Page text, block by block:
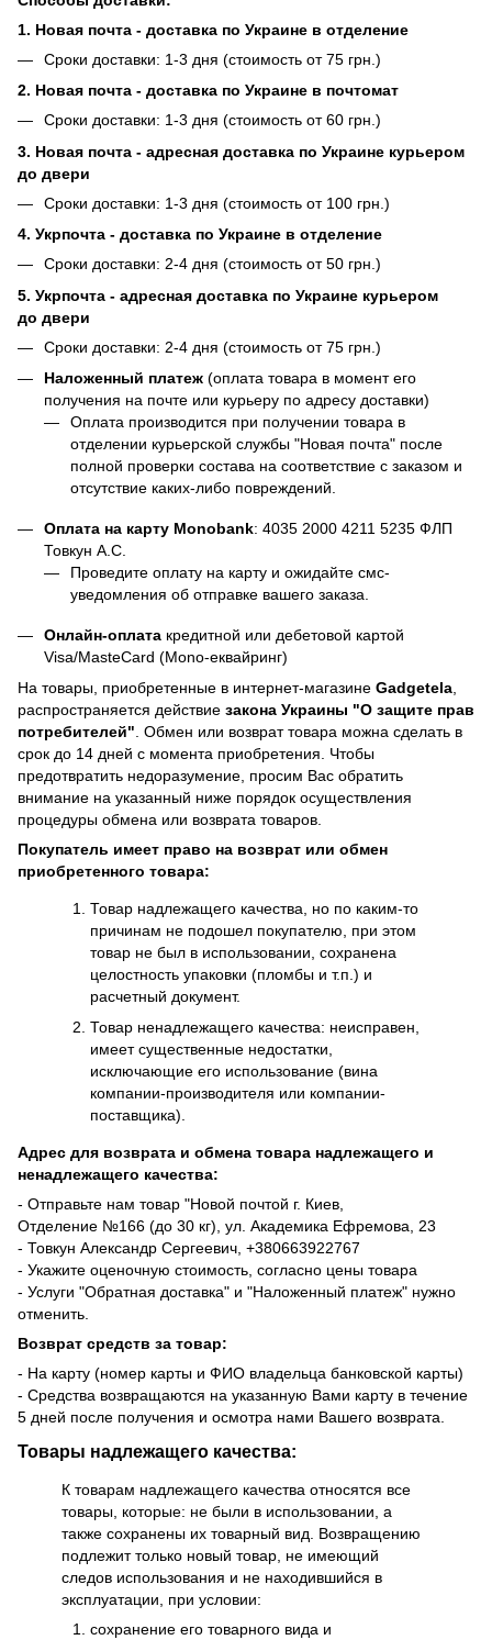
1. Новая почта - доставка по Украине в отделение
Сроки доставки: 1-3 дня (стоимость от 75 грн.)
2. Новая почта - доставка по Украине в почтомат
Сроки доставки: 1-3 дня (стоимость от 60 грн.)
3. Новая почта - адресная доставка по Украине курьером
до двери
Сроки доставки: 1-3 дня (стоимость от 100 грн.)
4. Укрпочта - доставка по Украине в отделение
Сроки доставки: 2-4 дня (стоимость от 50 грн.)
5. Укрпочта - адресная доставка по Украине курьером
до двери
Сроки доставки: 2-4 дня (стоимость от 75 грн.)
Наложенный платеж (оплата товара в момент его
получения на почте или курьеру по адресу доставки)
Оплата производится при получении товара в
отделении курьерской службы "Новая почта" после
полной проверки состава на соответствие с заказом и
отсутствие каких-либо повреждений.
Оплата на карту Monobank: 4035 2000 4211 5235 ФЛП
Товкун А.С.
Проведите оплату на карту и ожидайте смс-
уведомления об отправке вашего заказа.
Онлайн-оплата кредитной или дебетовой картой
Visa/MasteCard (Mono-еквайринг)
На товары, приобретенные в интернет-магазине Gadgetela
распространяется действие закона Украины "О защите прав
потребителей" . Обмен или возврат товара можна сделать в
срок до 14 дней с момента приобретения. Чтобы
предотвратить недоразумение, просим Вас обратить
внимание на указанный ниже порядок осуществления
процедуры обмена или возврата товаров.
Покупатель имеет право на возврат или обмен
приобретенного товара:
Товар надлежащего качества, но по каким-то
причинам не подошел покупателю, при этом
товар не был в использовании, сохранена
целостность упаковки (пломбы и т.п.) и
расчетный документ.
Товар ненадлежащего качества: неисправен,
имеет существенные недостатки,
исключающие его использование (вина
компании-производителя или компании-
поставщика).
Адрес для возврата и обмена товара надлежащего и
ненадлежащего качества:
- Отправьте нам товар "Новой почтой г. Киев,
Отделение №166 (до 30 кг), ул. Академика Ефремова, 23
- Товкун Александр Сергеевич, +380663922767
- Укажите оценочную стоимость, согласно цены товара
- Услуги "Обратная доставка" и "Наложенный платеж" нужно
отменить.
Возврат средств за товар:
- На карту (номер карты и ФИО владельца банковской карты)
- Средства возвращаются на указанную Вами карту в течение
5 дней после получения и осмотра нами Вашего возврата.
Товары надлежащего качества:
К товарам надлежащего качества относятся все
товары, которые: не были в использовании, а
также сохранены их товарный вид. Возвращению
подлежит только новый товар, не имеющий
следов использования и не находившийся в
эксплуатации, при условии:
сохранение его товарного вида и